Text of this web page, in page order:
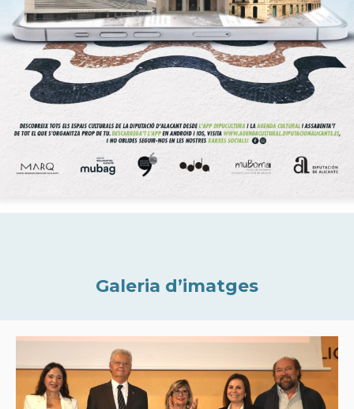
Galeria d’imatges